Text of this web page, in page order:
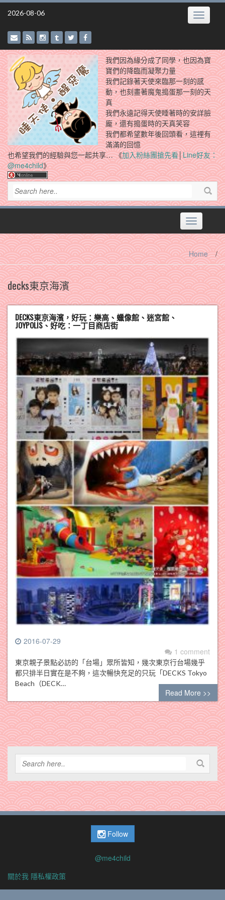
Skip
2026-08-06 Toggle
我們因為緣分成了同學，也因為寶
寶們的降臨而凝聚力量
我們記錄著天使來臨那一刻的感
動，也刻畫著魔鬼搗蛋那一刻的天
真
我們永遠記得天使睡著時的安詳臉
龐，還有搗蛋時的天真笑容
我們都希望數年後回頭看，這裡有
滿滿的回憶
也希望我們的經驗與您一起共享… 《加入粉絲團搶先看│Line好友：
@me4child》
Toggle
navigation
Home /
decks東京海濱
DECKS東京海濱，好玩：樂高、蠟像館、迷宮館、
JOYPOLIS、好吃：一丁目商店街
2016-07-29
1 comment
東京親子景點必訪的「台場」眾所皆知，幾次東京行台場幾乎
都只排半日實在是不夠，這次暢快充足的只玩「DECKS Tokyo
Beach（DECK…
Read More >>
Follow
@me4child
關於我 隱私權政策